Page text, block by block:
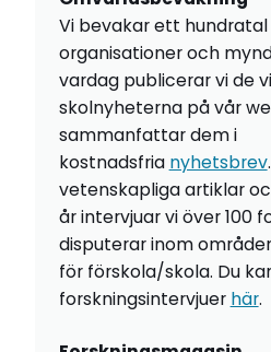
Vi bevakar ett
organisationer och
vardag publicerar vi de
skolnyheterna på vår
sammanfattar dem i
kostnadsfria nyhetsbrev
vetenskapliga artiklar
år intervjuar vi över 100
disputerar inom
för förskola/skola. Du
forskningsintervjuer här.